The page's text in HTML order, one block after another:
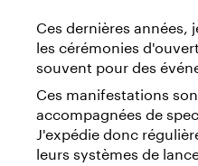
Ces dernières années,
les cérémonies
souvent pour des
Ces manifestations
accompagnées de
J'expédie donc
leurs systèmes de